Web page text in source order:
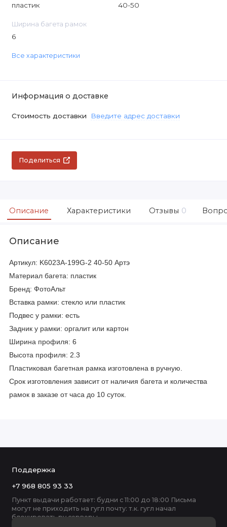
пластик 40-50
Ширина багета рамок
6
Все характеристики
Информация о доставке
Стоимость доставки Введите адрес доставки
Поделиться
Описание Характеристики Отзывы 0
Описание
Артикул: K6023A-199G-2 40-50 Артэ
Материал багета: пластик
Бренд: ФотоАльт
Вставка рамки: стекло или пластик
Подвес у рамки: есть
Задник у рамки: оргалит или картон
Ширина профиля: 6
Высота профиля: 2.3
Пластиковая багетная рамка изготовлена в ручную.
Срок изготовления зависит от наличия багета и количества
рамок в заказе от часа до 10 суток.
Поддержка
+7 968 805 93 33
Пункт выдачи работает: будни с 11:00 до 18:00 Письма
могут не приходить на гугл почту: т.к. гугл начал
блокировать ру серверы